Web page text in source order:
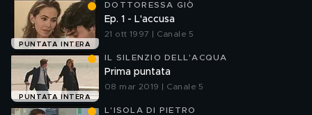
PUNTATA INTERA
DOTTORESSA GIÒ
Ep. 1 - L'accusa
21 ott 1997 | Canale 5
PUNTATA INTERA
IL SILENZIO DELL'ACQUA
Prima puntata
08 mar 2019 | Canale 5
L'ISOLA DI PIETRO